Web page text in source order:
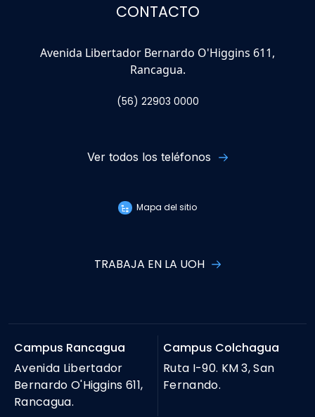
CONTACTO
Avenida Libertador Bernardo O'Higgins 611,
Rancagua.
(56) 22903 0000
Ver todos los teléfonos
Mapa del sitio
TRABAJA EN LA UOH
Campus Rancagua
Avenida Libertador
Bernardo O'Higgins 611,
Rancagua.
Campus Colchagua
Ruta I-90. KM 3, San
Fernando.